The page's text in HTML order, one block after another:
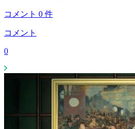
コメント 0 件
コメント
0